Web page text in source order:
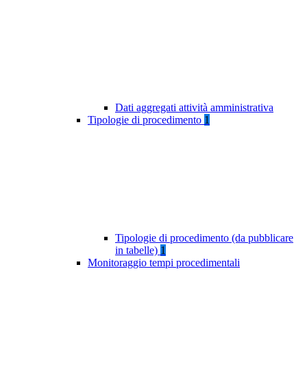
Dati aggregati attività amministrativa
Tipologie di procedimento 1
Tipologie di procedimento (da pubblicare
in tabelle) 1
Monitoraggio tempi procedimentali